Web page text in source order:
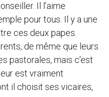
Il l’aime
pour tous. Il y a une
ces deux papes.
de même que leurs
pastorales, mais c’est
est vraiment
il choisit ses vicaires,